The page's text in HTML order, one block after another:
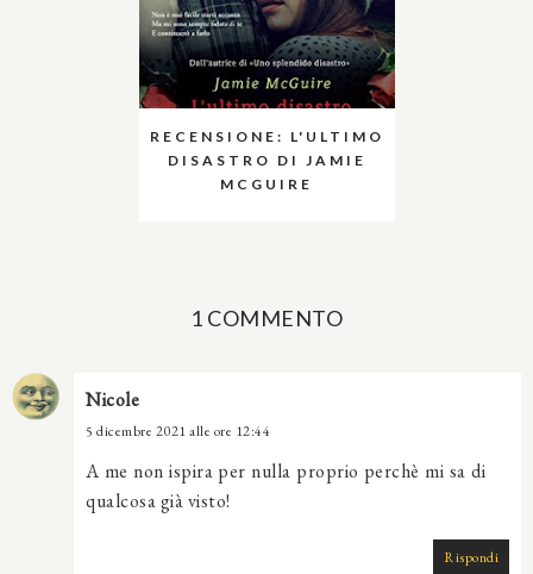
RECENSIONE: L'ULTIMO
DISASTRO DI JAMIE
MCGUIRE
1 COMMENTO
Nicole
5 dicembre 2021 alle ore 12:44
A me non ispira per nulla proprio perchè mi sa di
qualcosa già visto!
Rispondi